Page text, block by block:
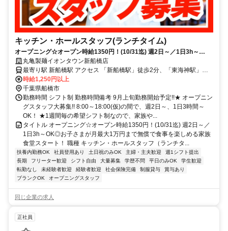
キッチン・ホールスタッフ(ランチタイム)
オープニング☆オープン時給1350円！(10/31迄) 週2日～／1日3h～
OK◎お子さまが月最大1万円まで無償で食事を楽しめる家族食堂スター
ト！
丸亀製麺イオンタウン新船橋店
最寄り駅 新船橋駅 アクセス 「新船橋駅」徒歩2分、「東海神駅」徒
歩9分 ★駅チカで通勤楽々！ ★自転車通勤も可！（駐輪場料金は自己
負担、店にある場合は利用可）
時給1,250円以上
千葉県船橋市
勤務時間 シフト制 勤務時間備考 9月上旬勤務開始予定!!★ オープニン
グスタッフ大募集!! 8:00～18:00(仮)の間で、週2日～、1日3時間～
OK！ ★1週間毎の希望シフト制なので、家族や...
タイトル オープニング☆オープン時給1350円！(10/31迄) 週2日～／
1日3h～OK◎お子さまが月最大1万円まで無償で食事を楽しめる家族
食堂スタート！ 職種 キッチン・ホールスタッフ（ランチタ...
扶養内勤務OK 社員登用あり 土日祝のみOK 主婦・主夫歓迎
週1シフト提出
長期
フリーター歓迎 シフト自由 大量募集 学歴不問 平日のみOK
学生歓迎
転勤なし
未経験者歓迎 経験者歓迎 社会保険完備 制服貸与
賞与あり
ブランクOK
オープニングスタッフ
同じ企業の求人
正社員